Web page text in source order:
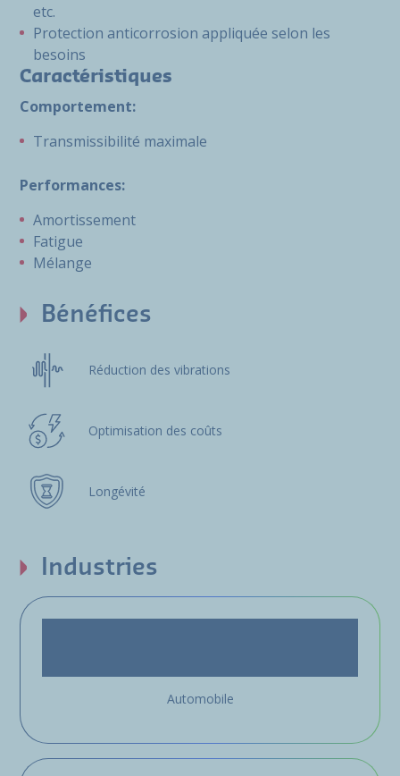
etc.
Protection anticorrosion appliquée selon les
besoins
Caractéristiques
Comportement:
Transmissibilité maximale
Performances:
Amortissement
Fatigue
Mélange
Bénéfices
Réduction des vibrations
Optimisation des coûts
Longévité
Industries
Automobile